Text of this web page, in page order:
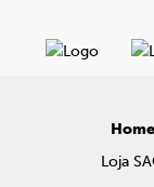
Home
Loja